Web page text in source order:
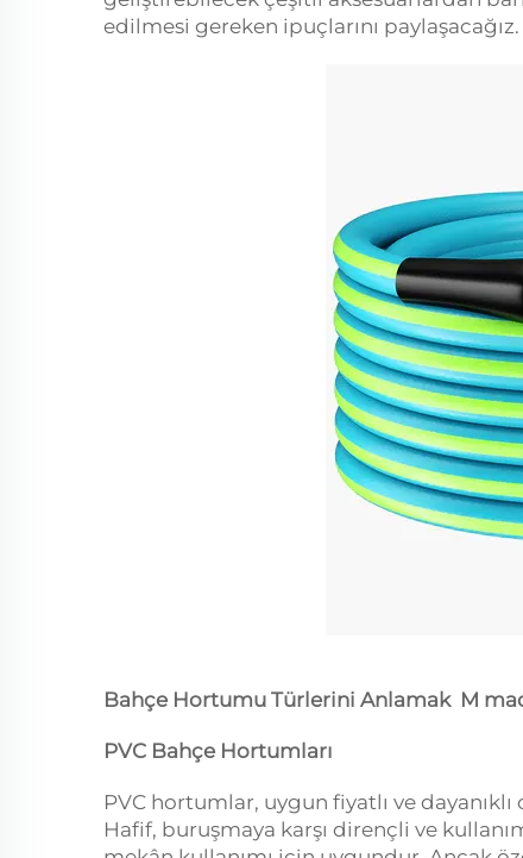
edilmesi gereken ipuçlarını paylaşacağız.
Bahçe Hortumu Türlerini Anlamak M
PVC Bahçe Hortumları
PVC hortumlar, uygun fiyatlı ve
Hafif, buruşmaya karşı dirençli ve